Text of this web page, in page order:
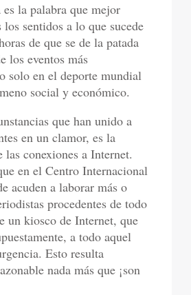
es la palabra que mejor
los sentidos a lo que sucede
de que se de la patada
los eventos más
solo en el deporte mundial
social y económico.
que han unido a
en un clamor, es la
las conexiones a Internet.
en el Centro Internacional
acuden a laborar más o
procedentes de todo
un kiosco de Internet, que
a todo aquel
Esto resulta
nada más que ¡son